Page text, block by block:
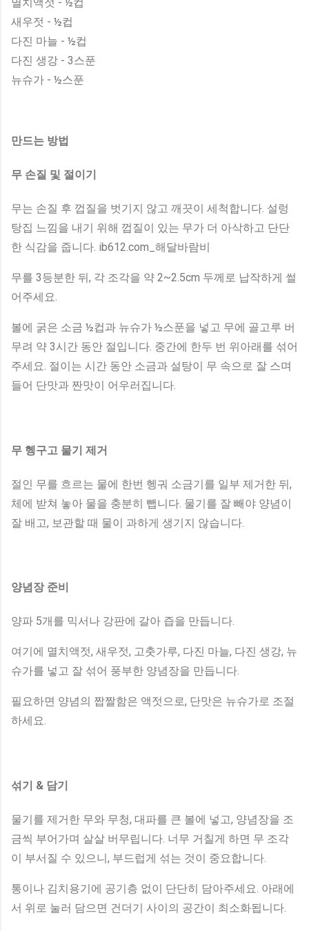
새우젓 - ½컵
다진 마늘 - ½컵
다진 생강 - 3스푼
뉴슈가 - ½스푼
만드는 방법
무 손질 및 절이기
무는 손질 후 껍질을 벗기지 않고 깨끗이 세척합니다. 설렁
탕집 느낌을 내기 위해 껍질이 있는 무가 더 아삭하고 단단
한 식감을 줍니다. ib612.com_해달바람비
무를 3등분한 뒤, 각 조각을 약 2~2.5cm 두께로 납작하게 썰
어주세요.
볼에 굵은 소금 ½컵과 뉴슈가 ½스푼을 넣고 무에 골고루 버
무려 약 3시간 동안 절입니다. 중간에 한두 번 위아래를 섞어
주세요. 절이는 시간 동안 소금과 설탕이 무 속으로 잘 스며
들어 단맛과 짠맛이 어우러집니다.
무 헹구고 물기 제거
절인 무를 흐르는 물에 한번 헹궈 소금기를 일부 제거한 뒤,
체에 받쳐 놓아 물을 충분히 뺍니다. 물기를 잘 빼야 양념이
잘 배고, 보관할 때 물이 과하게 생기지 않습니다.
양념장 준비
양파 5개를 믹서나 강판에 갈아 즙을 만듭니다.
여기에 멸치액젓, 새우젓, 고춧가루, 다진 마늘, 다진 생강, 뉴
슈가를 넣고 잘 섞어 풍부한 양념장을 만듭니다.
필요하면 양념의 짭짤함은 액젓으로, 단맛은 뉴슈가로 조절
하세요.
섞기 & 담기
물기를 제거한 무와 무청, 대파를 큰 볼에 넣고, 양념장을 조
금씩 부어가며 살살 버무립니다. 너무 거칠게 하면 무 조각
이 부서질 수 있으니, 부드럽게 섞는 것이 중요합니다.
통이나 김치용기에 공기층 없이 단단히 담아주세요. 아래에
서 위로 눌러 담으면 건더기 사이의 공간이 최소화됩니다.